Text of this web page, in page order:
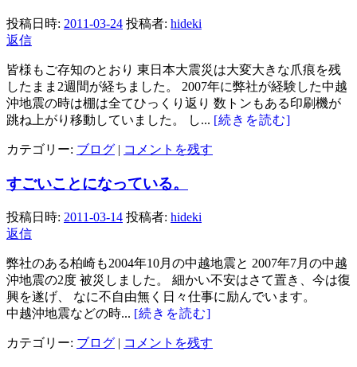
投稿日時: 2011-03-24 投稿者: hideki
返信
皆様もご存知のとおり 東日本大震災は大変大きな爪痕を残
したまま2週間が経ちました。 2007年に弊社が経験した中越
沖地震の時は棚は全てひっくり返り 数トンもある印刷機が
跳ね上がり移動していました。 し... [続きを読む]
カテゴリー: ブログ | コメントを残す
すごいことになっている。
投稿日時: 2011-03-14 投稿者: hideki
返信
弊社のある柏崎も2004年10月の中越地震と 2007年7月の中越
沖地震の2度 被災しました。 細かい不安はさて置き、今は復
興を遂げ、 なに不自由無く日々仕事に励んでいます。
中越沖地震などの時... [続きを読む]
カテゴリー: ブログ | コメントを残す